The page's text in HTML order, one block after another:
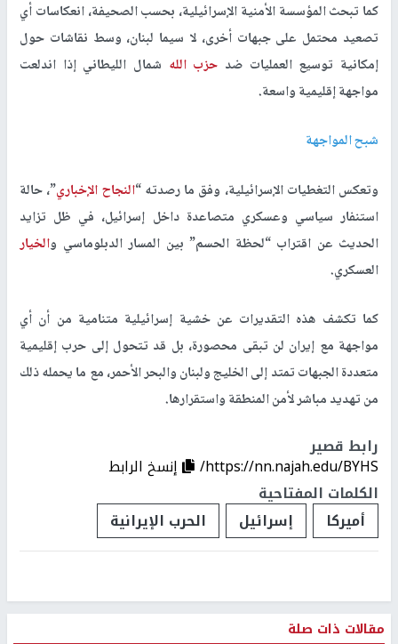
كما تبحث المؤسسة الأمنية الإسرائيلية، بحسب الصحيفة، انعكاسات أي
تصعيد محتمل على جبهات أخرى، لا سيما لبنان، وسط نقاشات حول
إمكانية توسيع العمليات ضد حزب الله شمال الليطاني إذا اندلعت
مواجهة إقليمية واسعة.
شبح المواجهة
وتعكس التغطيات الإسرائيلية، وفق ما رصدته “النجاح الإخباري”، حالة
استنفار سياسي وعسكري متصاعدة داخل إسرائيل، في ظل تزايد
الحديث عن اقتراب “لحظة الحسم” بين المسار الدبلوماسي والخيار
العسكري.
كما تكشف هذه التقديرات عن خشية إسرائيلية متنامية من أن أي
مواجهة مع إيران لن تبقى محصورة، بل قد تتحول إلى حرب إقليمية
متعددة الجبهات تمتد إلى الخليج ولبنان والبحر الأحمر، مع ما يحمله ذلك
من تهديد مباشر لأمن المنطقة واستقرارها.
رابط قصير
https://nn.najah.edu/BYHS/
إنسخ الرابط
الكلمات المفتاحية
أميركا
إسرائيل الحرب الإيرانية
مقالات ذات صلة